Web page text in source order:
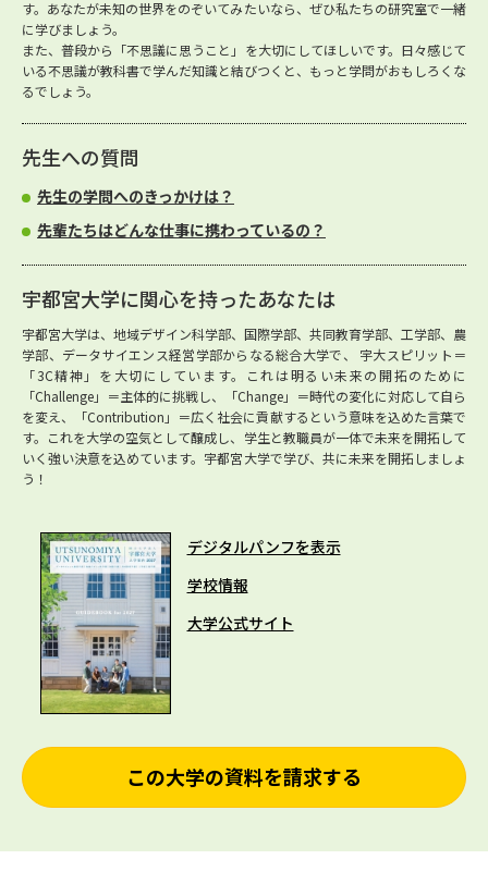
す。あなたが未知の世界をのぞいてみたいなら、ぜひ私たちの研究室で一緒
に学びましょう。
また、普段から「不思議に思うこと」を大切にしてほしいです。日々感じて
いる不思議が教科書で学んだ知識と結びつくと、もっと学問がおもしろくな
るでしょう。
先生への質問
先生の学問へのきっかけは？
先輩たちはどんな仕事に携わっているの？
宇都宮大学に関心を持ったあなたは
宇都宮大学は、地域デザイン科学部、国際学部、共同教育学部、工学部、農
学部、データサイエンス経営学部からなる総合大学で、 宇大スピリット＝
「3C精神」を大切にしています。これは明るい未来の開拓のために
「Challenge」＝主体的に挑戦し、「Change」＝時代の変化に対応して自ら
を変え、「Contribution」＝広く社会に貢献するという意味を込めた言葉で
す。これを大学の空気として醸成し、学生と教職員が一体で未来を開拓して
いく強い決意を込めています。宇都宮大学で学び、共に未来を開拓しましょ
う！
デジタルパンフを表示
学校情報
大学公式サイト
この大学の資料を請求する